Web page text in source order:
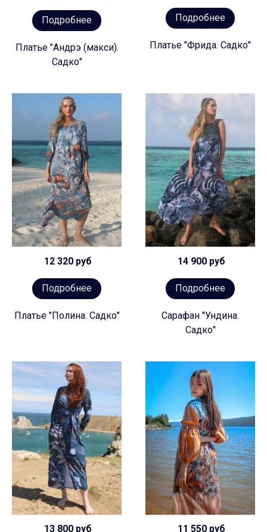
Подробнее
Платье "Андрэ (макси).
Садко"
Подробнее
Платье "Фрида. Садко"
12 320 руб
Подробнее
Платье "Полина. Садко"
14 900 руб
Подробнее
Сарафан "Ундина.
Садко"
13 800 руб 11 550 руб